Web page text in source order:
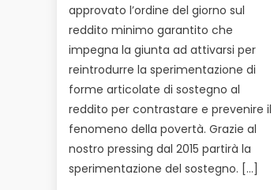
approvato l’ordine del giorno sul
reddito minimo garantito che
impegna la giunta ad attivarsi per
reintrodurre la sperimentazione di
forme articolate di sostegno al
reddito per contrastare e prevenire il
fenomeno della povertà. Grazie al
nostro pressing dal 2015 partirà la
sperimentazione del sostegno. […]